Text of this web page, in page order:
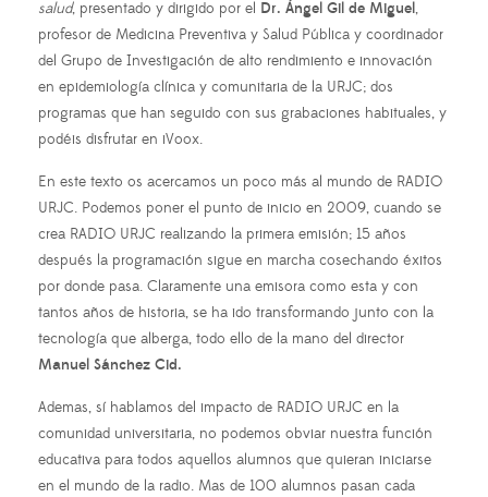
salud, presentado y dirigido por el Dr. Ángel Gil de Miguel,
profesor de Medicina Preventiva y Salud Pública y coordinador
del Grupo de Investigación de alto rendimiento e innovación
en epidemiología clínica y comunitaria de la URJC; dos
programas que han seguido con sus grabaciones habituales, y
podéis disfrutar en iVoox.
En este texto os acercamos un poco más al mundo de RADIO
URJC. Podemos poner el punto de inicio en 2009, cuando se
crea RADIO URJC realizando la primera emisión; 15 años
después la programación sigue en marcha cosechando éxitos
por donde pasa. Claramente una emisora como esta y con
tantos años de historia, se ha ido transformando junto con la
tecnología que alberga, todo ello de la mano del director
Manuel Sánchez Cid.
Ademas, sí hablamos del impacto de RADIO URJC en la
comunidad universitaria, no podemos obviar nuestra función
educativa para todos aquellos alumnos que quieran iniciarse
en el mundo de la radio. Mas de 100 alumnos pasan cada